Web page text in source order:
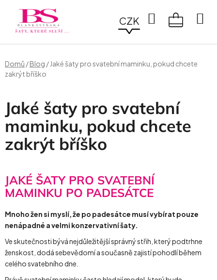
obsah
CZK
Hledat
Domů /Blog / Jaké šaty pro svatební maminku, pokud chcete
zakrýt bříško
Jaké šaty pro svatební
maminku, pokud chcete
zakrýt bříško
JAKÉ ŠATY PRO SVATEBNÍ
MAMINKU PO PADESÁTCE
Mnoho žen si myslí, že po padesátce musí vybírat pouze
nenápadné a velmi konzervativní šaty.
Ve skutečnosti bývá nejdůležitější správný střih, který podtrhne
ženskost, dodá sebevědomí a současně zajistí pohodlí během
celého svatebního dne.